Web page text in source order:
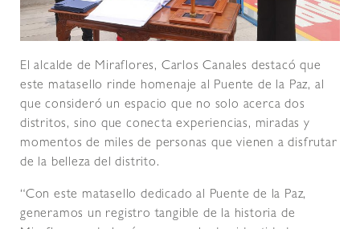
El alcalde de Miraflores, Carlos Canales destacó que
este matasello rinde homenaje al Puente de la Paz, al
que consideró un espacio que no solo acerca dos
distritos, sino que conecta experiencias, miradas y
momentos de miles de personas que vienen a disfrutar
de la belleza del distrito.
“Con este matasello dedicado al Puente de la Paz,
generamos un registro tangible de la historia de